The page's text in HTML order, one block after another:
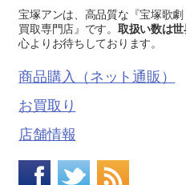
宝塚アンは、高品質な『宝塚歌
買取専門店』です。 取扱い数は世
心よりお待ちしております。
商品購入（ネット通販）
お買取り
店舗情報